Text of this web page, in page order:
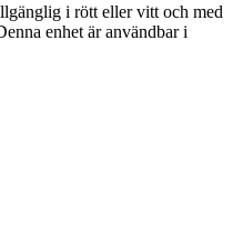
i rött eller vitt och med
enhet är användbar i